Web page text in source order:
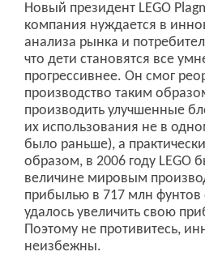
Новый президент LEGO
компания нуждается в
анализа рынка и
что дети становятся все
прогрессивнее. Он смог
производство таким
производить улучшенные
их использования не в
было раньше), а
образом, в 2006 году LEGO
величине мировым
прибылью в 717 млн фунтов
удалось увеличить свою
Поэтому не противитесь,
неизбежны.